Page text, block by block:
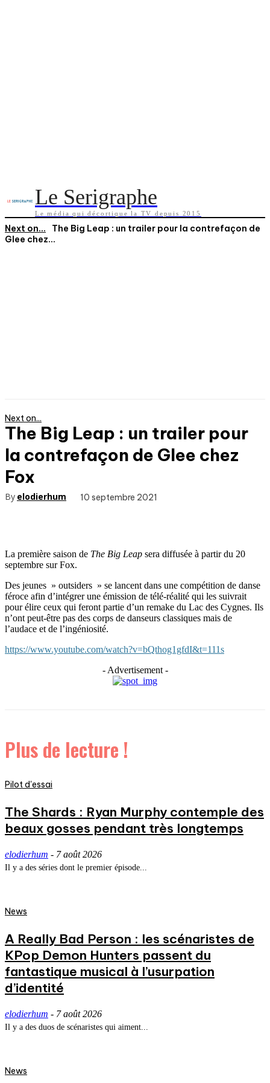
Le Serigraphe
Le média qui décortique la TV depuis 2015
Next on...
The Big Leap : un trailer pour la contrefaçon de
Glee chez...
Next on...
The Big Leap : un trailer pour
la contrefaçon de Glee chez
Fox
By elodierhum 10 septembre 2021
La première saison de The Big Leap sera diffusée à partir du 20
septembre sur Fox.
Des jeunes » outsiders » se lancent dans une compétition de danse
féroce afin d’intégrer une émission de télé-réalité qui les suivrait
pour élire ceux qui feront partie d’un remake du Lac des Cygnes. Ils
n’ont peut-être pas des corps de danseurs classiques mais de
l’audace et de l’ingéniosité.
https://www.youtube.com/watch?v=bQthog1gfdI&t=111s
- Advertisement -
Plus de lecture !
Pilot d'essai
The Shards : Ryan Murphy contemple des
beaux gosses pendant très longtemps
elodierhum - 7 août 2026
Il y a des séries dont le premier épisode...
News
A Really Bad Person : les scénaristes de
KPop Demon Hunters passent du
fantastique musical à l’usurpation
d’identité
elodierhum - 7 août 2026
Il y a des duos de scénaristes qui aiment...
News